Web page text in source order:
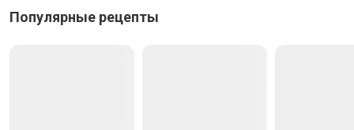
Популярные рецепты